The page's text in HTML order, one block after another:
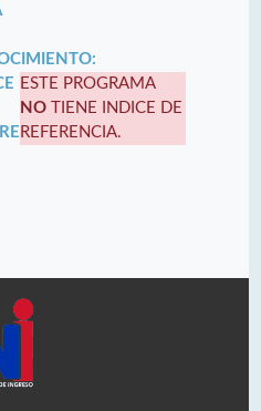
ESTE PROGRAMA
NO TIENE INDICE DE
REFERENCIA.